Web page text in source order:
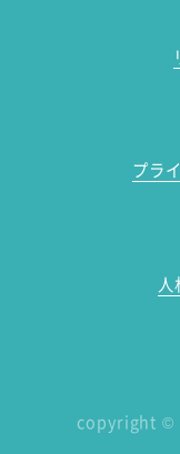
プラ
copyright ©